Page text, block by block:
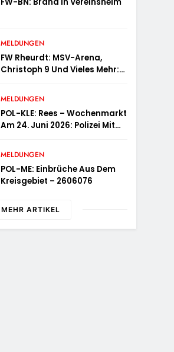
MELDUNGEN
FW Rheurdt: MSV-Arena,
Christoph 9 Und Vieles Mehr:
Jugendfeuerwehr
Schaephuysen
MELDUNGEN
POL-KLE: Rees – Wochenmarkt
Am 24. Juni 2026: Polizei Mit
Fahrradcodierung Möglich
MELDUNGEN
POL-ME: Einbrüche Aus Dem
Kreisgebiet – 2606076
MEHR ARTIKEL